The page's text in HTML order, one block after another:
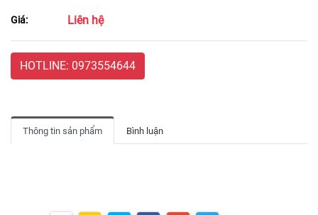
Giá: Liên hệ
HOTLINE: 0973554644
Thông tin sản phẩm Bình luận